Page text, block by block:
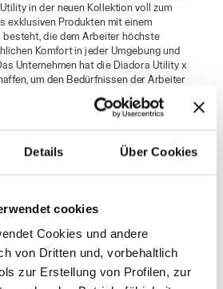
Details Über Cookies
cookies
Cookies und andere
von Dritten und, vorbehaltlich
zur Erstellung von Profilen, zur
in der neuen Kollektion voll zum
exklusiven Produkten mit einem
besteht, die dem Arbeiter höchste
Komfort in jeder Umgebung und
Unternehmen hat die Diadora Utility x
um den Bedürfnissen der Arbeiter
Outfit, das hochleistungsfähig und
Farbeinsätze und die Patches mit
noch mehr die Verbindung zwischen